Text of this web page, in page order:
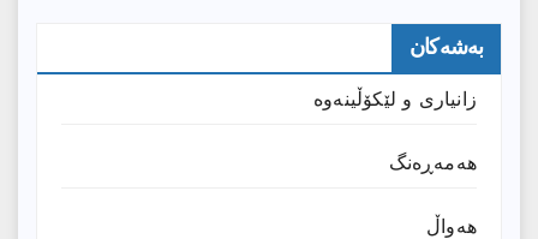
بەشەکان
زانیارى و لێکۆڵینەوە
هەمەڕەنگ
هەواڵ